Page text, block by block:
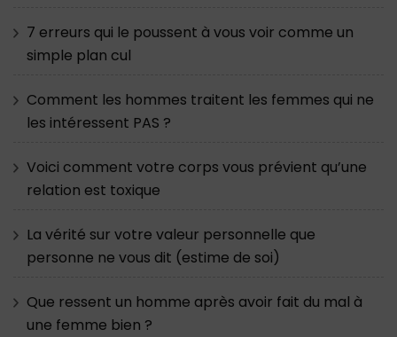
7 erreurs qui le poussent à vous voir comme un
simple plan cul
Comment les hommes traitent les femmes qui ne
les intéressent PAS ?
Voici comment votre corps vous prévient qu’une
relation est toxique
La vérité sur votre valeur personnelle que
personne ne vous dit (estime de soi)
Que ressent un homme après avoir fait du mal à
une femme bien ?